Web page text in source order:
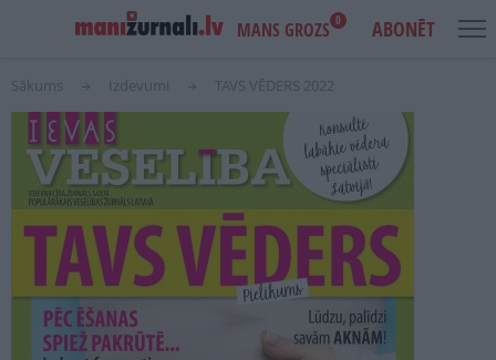
MANS GROZS 0
USER
ACCOUNT
MENU
MAIN
NAVIGATION
IENĀKT
AKCIJAS
NOTIKUMI
IZDEVUMI
LASI PAR BRĪVU
ABONĒT
Sākums Izdevumi TAVS VĒDERS 2022